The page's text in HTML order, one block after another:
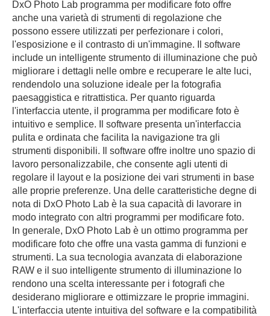
DxO Photo Lab programma per modificare foto offre
anche una varietà di strumenti di regolazione che
possono essere utilizzati per perfezionare i colori,
l'esposizione e il contrasto di un'immagine. Il software
include un intelligente strumento di illuminazione che può
migliorare i dettagli nelle ombre e recuperare le alte luci,
rendendolo una soluzione ideale per la fotografia
paesaggistica e ritrattistica. Per quanto riguarda
l'interfaccia utente, il programma per modificare foto è
intuitivo e semplice. Il software presenta un'interfaccia
pulita e ordinata che facilita la navigazione tra gli
strumenti disponibili. Il software offre inoltre uno spazio di
lavoro personalizzabile, che consente agli utenti di
regolare il layout e la posizione dei vari strumenti in base
alle proprie preferenze. Una delle caratteristiche degne di
nota di DxO Photo Lab è la sua capacità di lavorare in
modo integrato con altri programmi per modificare foto.
In generale, DxO Photo Lab è un ottimo programma per
modificare foto che offre una vasta gamma di funzioni e
strumenti. La sua tecnologia avanzata di elaborazione
RAW e il suo intelligente strumento di illuminazione lo
rendono una scelta interessante per i fotografi che
desiderano migliorare e ottimizzare le proprie immagini.
L'interfaccia utente intuitiva del software e la compatibilità